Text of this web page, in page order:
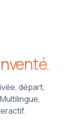
départ,